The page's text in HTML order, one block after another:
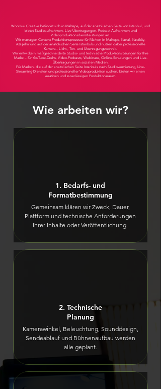
WooHuu Creative befindet sich in Maltepe, auf der anatolischen Seite von Istanbul, und
bietet Studioaufnahmen, Live-Übertragungen, Podcast-Aufnahmen und
Videoproduktionsdienstleistungen an.
Wir managen Content-Produktionsprozesse für Marken in Maltepe, Kartal, Kadıköy,
Ataşehir und auf der anatolischen Seite Istanbuls und nutzen dabei professionelle
Kamera-, Licht-, Ton- und Übertragungstechnik.
Wir entwickeln maßgeschneiderte Studio- und technische Produktionslösungen für Ihre
Marke – für YouTube-Drehs, Video-Podcasts, Webinare, Online-Schulungen und Live-
Übertragungen in sozialen Medien.
Für Marken, die auf der anatolischen Seite Istanbuls nach Studiovermietung, Live-
Streaming-Diensten und professioneller Videoproduktion suchen, bieten wir einen
kreativen und zuverlässigen Produktionsraum.
Wie arbeiten wir?
1. Bedarfs- und
Formatbestimmung
Gemeinsam klären wir Zweck, Dauer,
Plattform und technische Anforderungen
Ihrer Inhalte oder Veröffentlichung.
2. Technische
Planung
Kamerawinkel, Beleuchtung, Sounddesign,
Sendeablauf und Bühnenaufbau werden
alle geplant.